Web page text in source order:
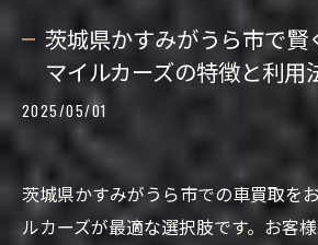
茨城県かすみがうら市で賢
マイルカーズの特徴と利用
2025/05/01
茨城県かすみがうら市での車買取を
ルカーズが最適な選択肢です。お客